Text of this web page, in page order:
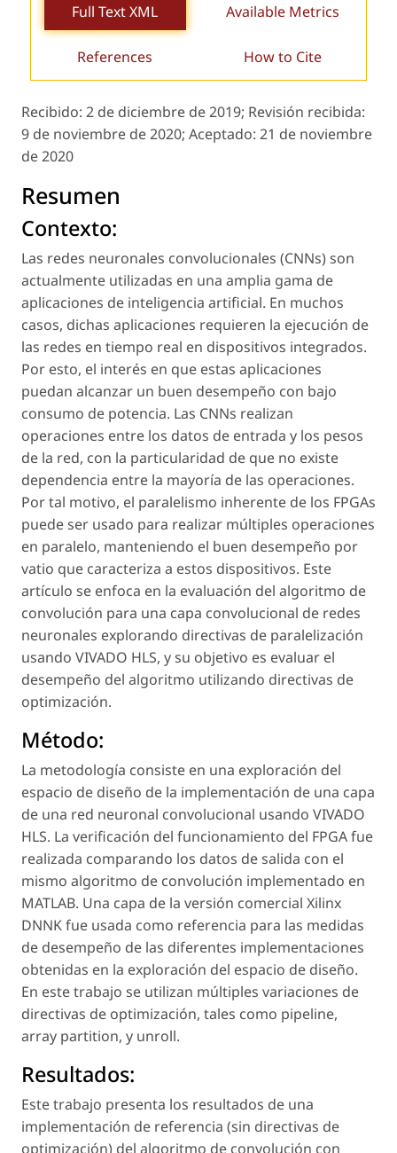
Full Text XML Available Metrics
References How to Cite
Recibido: 2 de diciembre de 2019; Revisión recibida:
9 de noviembre de 2020; Aceptado: 21 de noviembre
de 2020
Resumen
Contexto:
Las redes neuronales convolucionales (CNNs) son
actualmente utilizadas en una amplia gama de
aplicaciones de inteligencia artificial. En muchos
casos, dichas aplicaciones requieren la ejecución de
las redes en tiempo real en dispositivos integrados.
Por esto, el interés en que estas aplicaciones
puedan alcanzar un buen desempeño con bajo
consumo de potencia. Las CNNs realizan
operaciones entre los datos de entrada y los pesos
de la red, con la particularidad de que no existe
dependencia entre la mayoría de las operaciones.
Por tal motivo, el paralelismo inherente de los FPGAs
puede ser usado para realizar múltiples operaciones
en paralelo, manteniendo el buen desempeño por
vatio que caracteriza a estos dispositivos. Este
artículo se enfoca en la evaluación del algoritmo de
convolución para una capa convolucional de redes
neuronales explorando directivas de paralelización
usando VIVADO HLS, y su objetivo es evaluar el
desempeño del algoritmo utilizando directivas de
optimización.
Método:
La metodología consiste en una exploración del
espacio de diseño de la implementación de una capa
de una red neuronal convolucional usando VIVADO
HLS. La verificación del funcionamiento del FPGA fue
realizada comparando los datos de salida con el
mismo algoritmo de convolución implementado en
MATLAB. Una capa de la versión comercial Xilinx
DNNK fue usada como referencia para las medidas
de desempeño de las diferentes implementaciones
obtenidas en la exploración del espacio de diseño.
En este trabajo se utilizan múltiples variaciones de
directivas de optimización, tales como pipeline,
array partition, y unroll.
Resultados:
Este trabajo presenta los resultados de una
implementación de referencia (sin directivas de
optimización) del algoritmo de convolución con